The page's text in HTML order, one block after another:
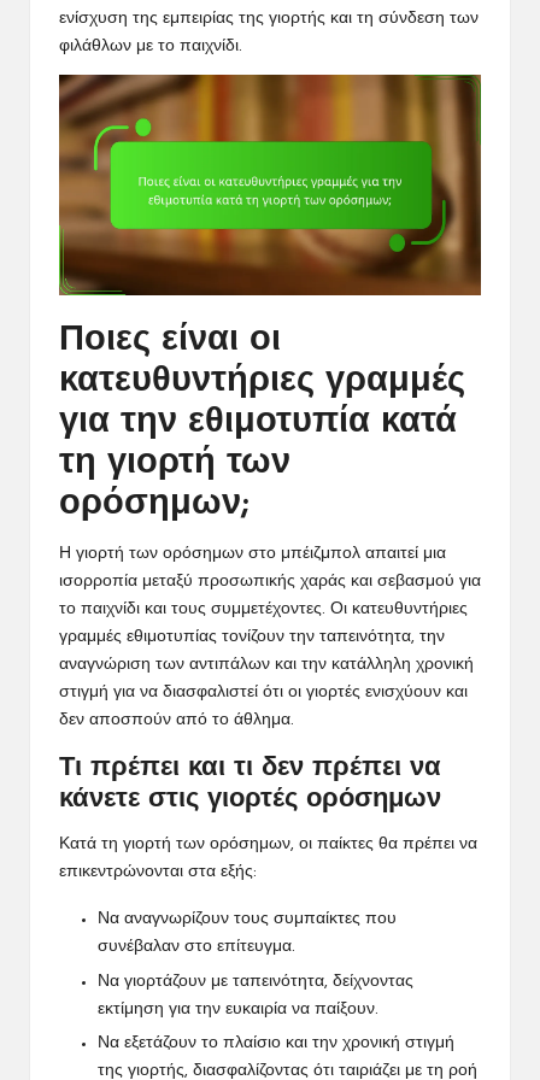
ενίσχυση της εμπειρίας της γιορτής και τη σύνδεση των
φιλάθλων με το παιχνίδι.
Ποιες είναι οι
κατευθυντήριες γραμμές
για την εθιμοτυπία κατά
τη γιορτή των
ορόσημων;
Η γιορτή των ορόσημων στο μπέιζμπολ απαιτεί μια
ισορροπία μεταξύ προσωπικής χαράς και σεβασμού για
το παιχνίδι και τους συμμετέχοντες. Οι κατευθυντήριες
γραμμές εθιμοτυπίας τονίζουν την ταπεινότητα, την
αναγνώριση των αντιπάλων και την κατάλληλη χρονική
στιγμή για να διασφαλιστεί ότι οι γιορτές ενισχύουν και
δεν αποσπούν από το άθλημα.
Τι πρέπει και τι δεν πρέπει να
κάνετε στις γιορτές ορόσημων
Κατά τη γιορτή των ορόσημων, οι παίκτες θα πρέπει να
επικεντρώνονται στα εξής:
Να αναγνωρίζουν τους συμπαίκτες που
συνέβαλαν στο επίτευγμα.
Να γιορτάζουν με ταπεινότητα, δείχνοντας
εκτίμηση για την ευκαιρία να παίξουν.
Να εξετάζουν το πλαίσιο και την χρονική στιγμή
της γιορτής, διασφαλίζοντας ότι ταιριάζει με τη ροή